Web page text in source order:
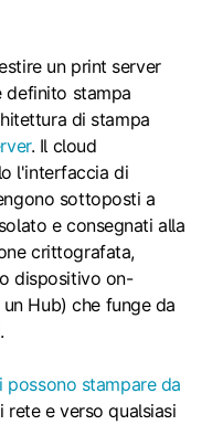
un print server
definito stampa
di stampa
. Il cloud
l'interfaccia di
sottoposti a
e consegnati alla
crittografata,
dispositivo on-
Hub) che funge da
possono stampare da
rete e verso qualsiasi